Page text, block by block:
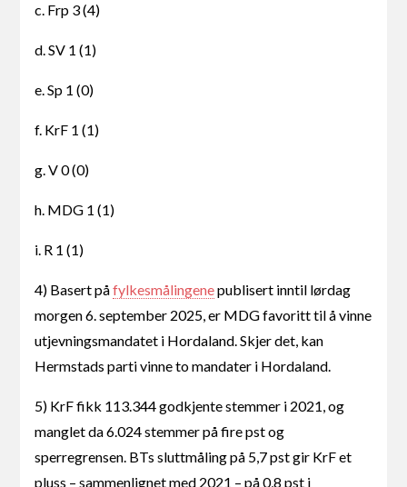
c. Frp 3 (4)
d. SV 1 (1)
e. Sp 1 (0)
f. KrF 1 (1)
g. V 0 (0)
h. MDG 1 (1)
i. R 1 (1)
4) Basert påfylkesmålingenepublisert inntil lørdag
morgen 6. september 2025, er MDG favoritt til å vinne
utjevningsmandatet i Hordaland. Skjer det, kan
Hermstads parti vinne to mandater i Hordaland.
5) KrF fikk 113.344 godkjente stemmer i 2021, og
manglet da 6.024 stemmer på fire pst og
sperregrensen. BTs sluttmåling på 5,7 pst gir KrF et
pluss – sammenlignet med 2021 – på 0,8 pst i